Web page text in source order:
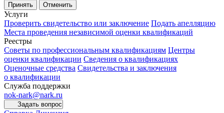
Принять Отменить
Услуги
Проверить свидетельство или заключение Подать апелляцию
Места проведения независимой оценки квалификаций
Реестры
Советы по профессиональным квалификациям Центры
оценки квалификации Сведения о квалификациях
Оценочные средства Свидетельства и заключения
о квалификации
Служба поддержки
nok-nark@nark.ru
Задать вопрос